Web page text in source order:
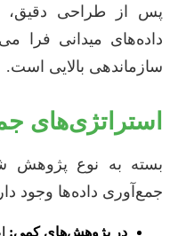
پس از طراحی دقیق،
داده‌های میدانی فرا
سازماندهی بالایی است.
استراتژی‌های
بسته به نوع پژوهش
جمع‌آوری داده‌ها وجود
در پژوهش‌های کمی: